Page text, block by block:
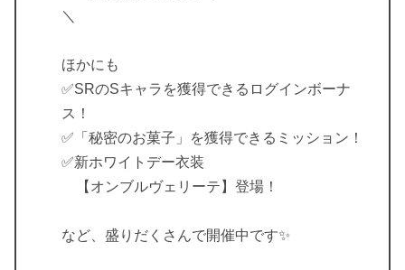
＼
ほかにも
✅SRのSキャラを獲得できるログインボーナ
ス！
✅「秘密のお菓子」を獲得できるミッション！
✅新ホワイトデー衣装
【オンブルヴェリーテ】登場！
など、盛りだくさんで開催中です✨